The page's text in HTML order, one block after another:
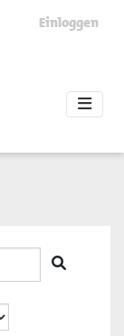
Einloggen